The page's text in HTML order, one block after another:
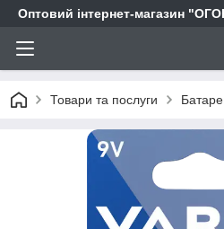
Оптовий інтернет-магазин
Товари та послуги